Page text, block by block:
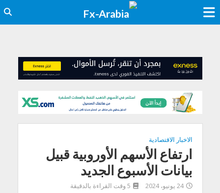
الاخبار الاقتصادية
ارتفاع الأسهم الأوروبية قبيل
بيانات الأسبوع الجديد
24 يونيو، 2024 5 وقت القراءة بالدقيقة